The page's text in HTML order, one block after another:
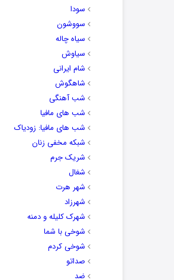
سودا
سووشون
سیاه چاله
سیاوش
شام ایرانی
شاهگوش
شب آهنگی
شب های مافیا
شب های مافیا: زودیاک
شبکه مخفی زنان
شریک جرم
شغال
شهر هرت
شهرزاد
شهرک کلیله و دمنه
شوخی با شما
شوخی کردم
صداتو
ضد